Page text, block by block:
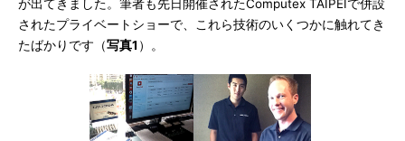
が出てきました。筆者も先日開催されたComputex TAIPEIで併設
されたプライベートショーで、これら技術のいくつかに触れてき
たばかりです（写真1 ）。